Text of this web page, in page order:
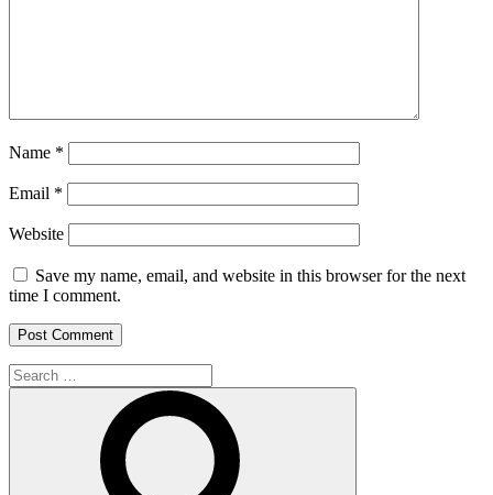
Name *
Email *
Website
Save my name, email, and website in this browser for the next
time I comment.
Search
for: